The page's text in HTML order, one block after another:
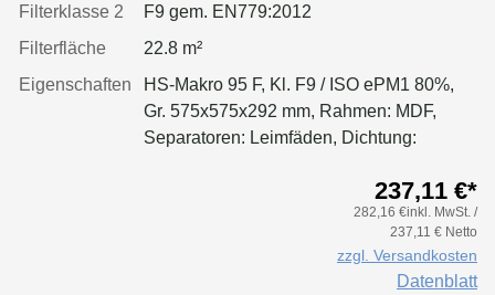
Filterklasse 2
F9 gem. EN779:2012
Filterfläche
22.8 m²
Eigenschaften
HS-Makro 95 F, Kl. F9 / ISO ePM1 80%,
Gr. 575x575x292 mm, Rahmen: MDF,
Separatoren: Leimfäden, Dichtung:
Luftmenge, geringeren Druckverlust &
237,11 €*
282,16 €inkl. MwSt. /
237,11 € Netto
zzgl. Versandkosten
Datenblatt